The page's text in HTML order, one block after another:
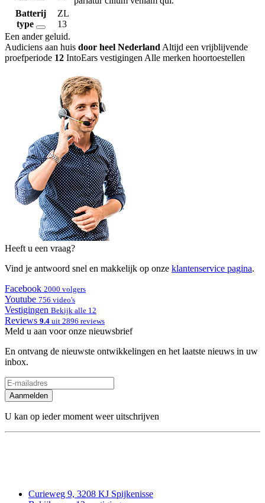
Batterij
type
ZL
13
Een ander geluid.
Audiciens aan huis door heel Nederland Altijd een vrijblijvende
proefperiode 12 IntoEars vestigingen Alle merken hoortoestellen
Heeft u een vraag?
Vind je antwoord snel en makkelijk op onze klantenservice pagina.
Facebook 2000 volgers
Youtube 756 video's
Vestigingen Bekijk alle 12
Reviews 9.4 uit 2896 reviews
Meld u aan voor onze nieuwsbrief
En ontvang de nieuwste ontwikkelingen en het laatste nieuws in uw
inbox.
Aanmelden
U kan op ieder moment weer uitschrijven
Curieweg 9, 3208 KJ Spijkenisse